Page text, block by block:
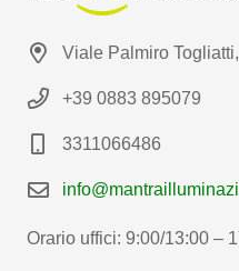
Viale Palmiro
+39 0883 895079
3311066486
Orario uffici: 9:00/13:00 –